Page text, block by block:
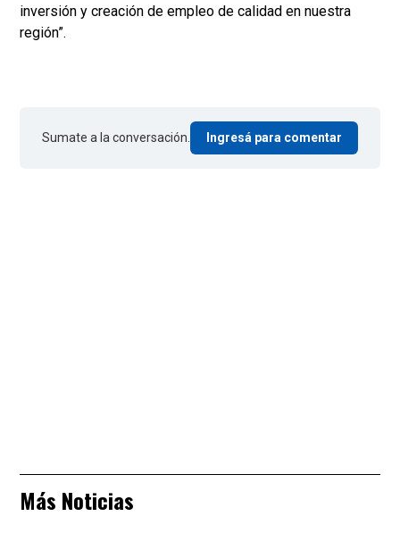
inversión y creación de empleo de calidad en nuestra
región”.
Sumate a la conversación. Ingresá para comentar
Más Noticias